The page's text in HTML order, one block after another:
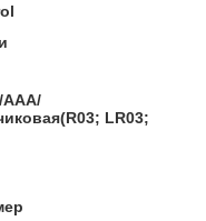
LR03;